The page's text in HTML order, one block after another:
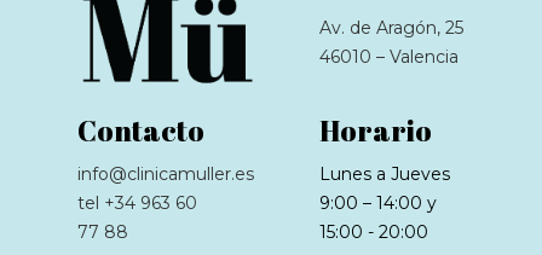
Av. de Aragón, 25
46010 – Valencia
Contacto
info@clinicamuller.es
tel +34 963 60
77 88
Horario
Lunes a Jueves
9:00 – 14:00 y
15:00 - 20:00